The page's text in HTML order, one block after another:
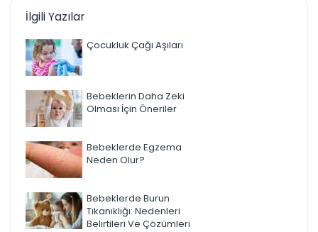
İlgili Yazılar
Çocukluk Çağı Aşıları
Bebeklerin Daha Zeki
Olması İçin Öneriler
Bebeklerde Egzema
Neden Olur?
Bebeklerde Burun
Tıkanıklığı: Nedenleri
Belirtileri Ve Çözümleri